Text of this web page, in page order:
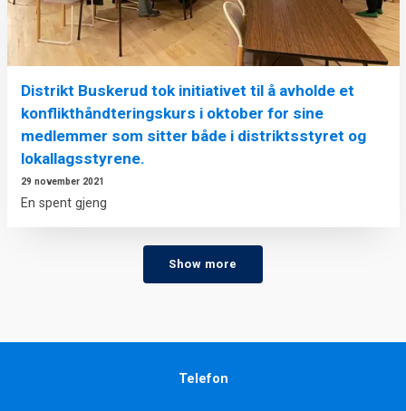
Distrikt Buskerud tok initiativet til å avholde et
konflikthåndteringskurs i oktober for sine
medlemmer som sitter både i distriktsstyret og
lokallagsstyrene.
29 november 2021
En spent gjeng
Show more
Telefon